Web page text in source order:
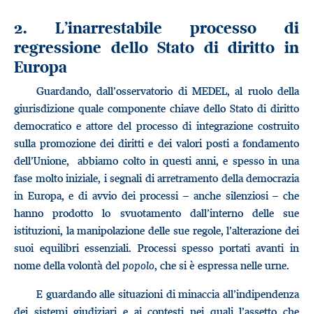
2. L’inarrestabile processo di
regressione dello Stato di diritto in
Europa
Guardando, dall’osservatorio di MEDEL, al ruolo della
giurisdizione quale componente chiave dello Stato di diritto
democratico e attore del processo di integrazione costruito
sulla promozione dei diritti e dei valori posti a fondamento
dell’Unione, abbiamo colto in questi anni, e spesso in una
fase molto iniziale, i segnali di arretramento della democrazia
in Europa, e di avvio dei processi – anche silenziosi – che
hanno prodotto lo svuotamento dall’interno delle sue
istituzioni, la manipolazione delle sue regole, l’alterazione dei
suoi equilibri essenziali. Processi spesso portati avanti in
nome della volontà delpopolo, che si è espressa nelle urne.
E guardando alle situazioni di minaccia all’indipendenza
dei sistemi giudiziari e ai contesti nei quali l’assetto che